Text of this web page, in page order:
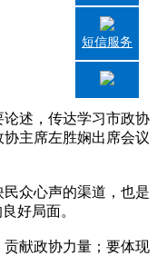
述，传达学习市政协
主席左胜娴出席会议
众心声的渠道，也是
好局面。
献政协力量；要体现
短信服务